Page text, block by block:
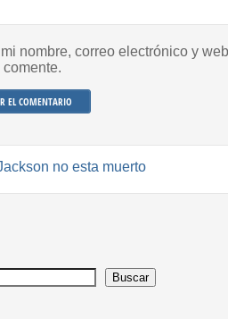
nombre, correo electrónico y
no esta muerto
Buscar